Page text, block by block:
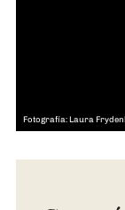
Fotografía: Laura